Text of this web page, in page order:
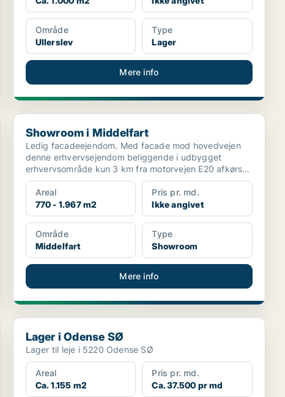
Område
Ullerslev
Type
Lager
Mere info
Showroom i Middelfart
Showroom i Middelfart
Ledig facadeejendom. Med facade mod hovedvejen
denne erhvervsejendom beliggende i udbygget
erhvervsområde kun 3 km fra motorvejen E20 afkørsel
58B Middelfar...
Areal
770 - 1.967 m2
Pris pr. md.
Ikke angivet
Område
Middelfart
Type
Showroom
Mere info
Lager i Odense SØ
Lager i Odense SØ
Lager til leje i 5220 Odense SØ
Areal
Ca. 1.155 m2
Pris pr. md.
Ca. 37.500 pr md